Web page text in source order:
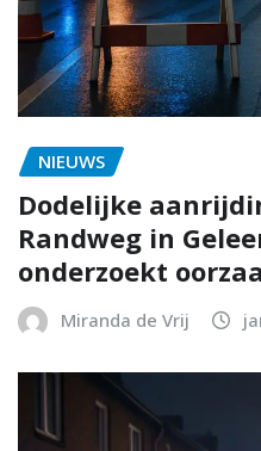
NIEUWS
Dodelijke
Randweg in
onderzoekt
Miranda de Vrij